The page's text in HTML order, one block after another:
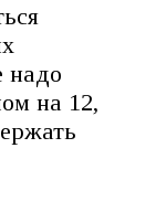
надо
на 12,